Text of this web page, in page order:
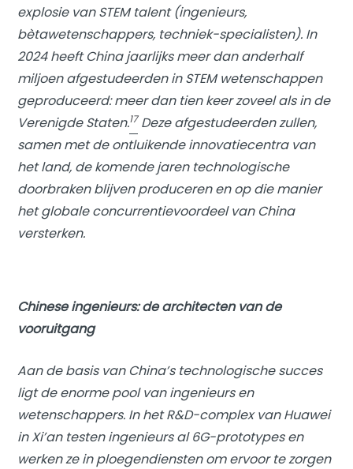
explosie van STEM talent (ingenieurs,
bètawetenschappers, techniek-specialisten). In
2024 heeft China jaarlijks meer dan anderhalf
miljoen afgestudeerden in STEM wetenschappen
geproduceerd: meer dan tien keer zoveel als in de
Verenigde Staten.17Deze afgestudeerden zullen,
samen met de ontluikende innovatiecentra van
het land, de komende jaren technologische
doorbraken blijven produceren en op die manier
het globale concurrentievoordeel van China
versterken.
Chinese ingenieurs: de architecten van de
vooruitgang
Aan de basis van China’s technologische succes
ligt de enorme pool van ingenieurs en
wetenschappers. In het R&D-complex van Huawei
in Xi’an testen ingenieurs al 6G-prototypes en
werken ze in ploegendiensten om ervoor te zorgen